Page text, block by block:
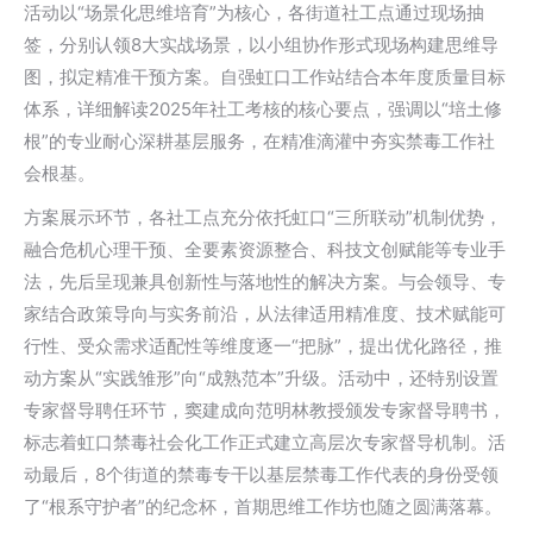
活动以“场景化思维培育”为核心，各街道社工点通过现场抽
签，分别认领8大实战场景，以小组协作形式现场构建思维导
图，拟定精准干预方案。自强虹口工作站结合本年度质量目标
体系，详细解读2025年社工考核的核心要点，强调以“培土修
根”的专业耐心深耕基层服务，在精准滴灌中夯实禁毒工作社
会根基。
方案展示环节，各社工点充分依托虹口“三所联动”机制优势，
融合危机心理干预、全要素资源整合、科技文创赋能等专业手
法，先后呈现兼具创新性与落地性的解决方案。与会领导、专
家结合政策导向与实务前沿，从法律适用精准度、技术赋能可
行性、受众需求适配性等维度逐一“把脉”，提出优化路径，推
动方案从“实践雏形”向“成熟范本”升级。活动中，还特别设置
专家督导聘任环节，窦建成向范明林教授颁发专家督导聘书，
标志着虹口禁毒社会化工作正式建立高层次专家督导机制。活
动最后，8个街道的禁毒专干以基层禁毒工作代表的身份受领
了“根系守护者”的纪念杯，首期思维工作坊也随之圆满落幕。